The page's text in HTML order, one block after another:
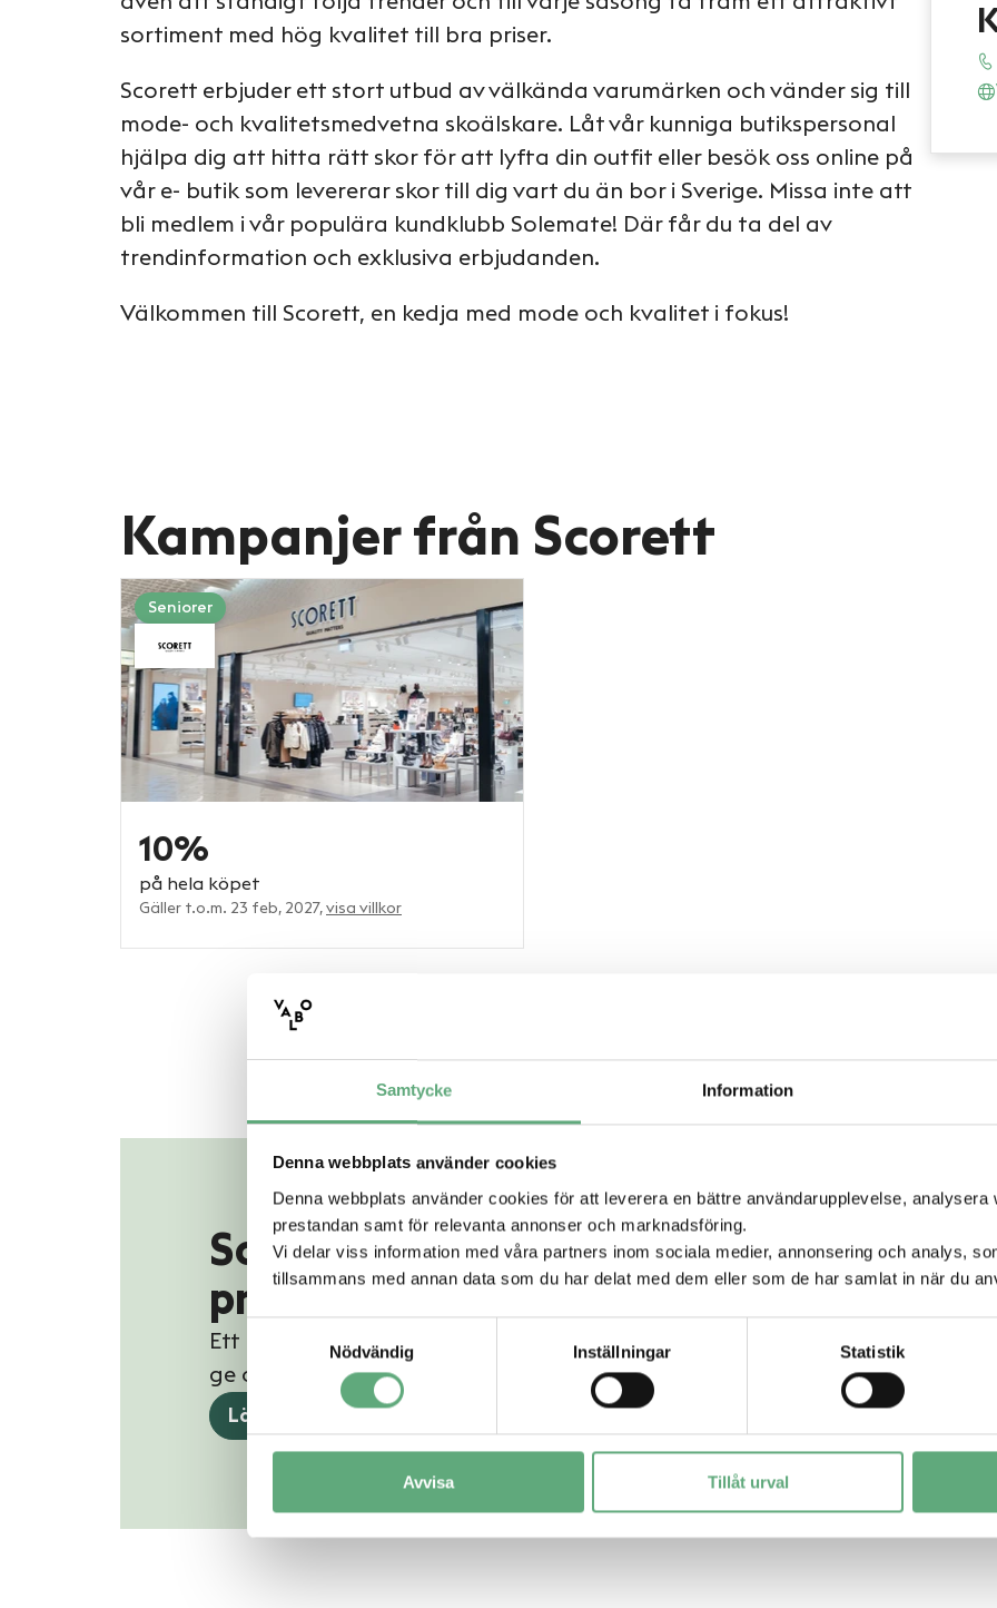
Samtycke Information
Denna webbplats använder cookies
Denna webbplats använder cookies för att leverera en bättre användarupplevelse,
prestandan samt för relevanta annonser och marknadsföring.
Vi delar viss information med våra partners inom sociala medier, annonsering och analys,
tillsammans med annan data som du har delat med dem eller som de har samlat in när du
Nödvändig
Inställningar Statistik
Avvisa Tillåt urval
sortiment med hög kvalitet till bra priser.
Scorett erbjuder ett stort utbud av välkända varumärken och vänder sig till
mode- och kvalitetsmedvetna skoälskare. Låt vår kunniga butikspersonal
hjälpa dig att hitta rätt skor för att lyfta din outfit eller besök oss online på
vår e- butik som levererar skor till dig vart du än bor i Sverige. Missa inte att
bli medlem i vår populära kundklubb Solemate! Där får du ta del av
trendinformation och exklusiva erbjudanden.
Välkommen till Scorett, en kedja med mode och kvalitet i fokus!
Kampanjer från Scorett
Seniorer
10%
på hela köpet
Gäller t.o.m. 23 feb, 2027, visa villkor
Scorett tar emot
presentkort!
Ett presentkort från Valbo Köpcentrum är lätt att
ge och roligt att få!
Läs mer om presentkort